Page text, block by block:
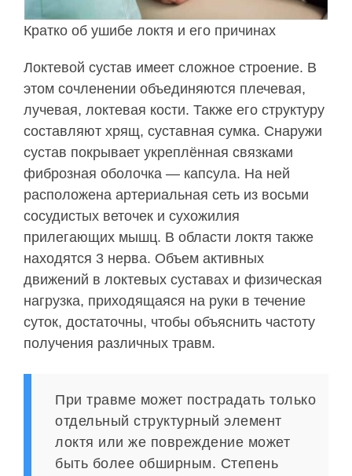
Кратко об ушибе локтя и его причинах
Локтевой сустав имеет сложное строение. В
этом сочленении объединяются плечевая,
лучевая, локтевая кости. Также его структуру
составляют хрящ, суставная сумка. Снаружи
сустав покрывает укреплённая связками
фиброзная оболочка — капсула. На ней
расположена артериальная сеть из восьми
сосудистых веточек и сухожилия
прилегающих мышц. В области локтя также
находятся 3 нерва. Объем активных
движений в локтевых суставах и физическая
нагрузка, приходящаяся на руки в течение
суток, достаточны, чтобы объяснить частоту
получения различных травм.
При травме может пострадать только
отдельный структурный элемент
локтя или же повреждение может
быть более обширным. Степень